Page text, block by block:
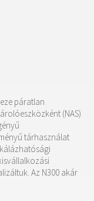
páratlan
(NAS)
tárhasználat
Az N300 akár